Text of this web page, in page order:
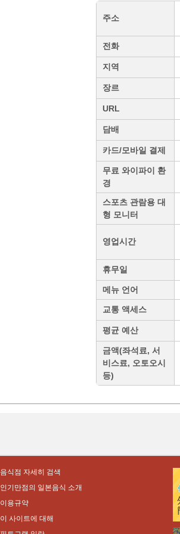
주소
전화
지역
장르
URL
담배
카드/모바일 결제
무료 와이파이 환
경
스포츠 관람용 대
형 모니터
영업시간
휴무일
메뉴 언어
교통 액세스
평균 예산
금액(좌석료, 서
비스료, 오토오시
등)
음식점 자세히 검색
인기만점의 일본음식 소개
이용규약
이 사이트에 대해